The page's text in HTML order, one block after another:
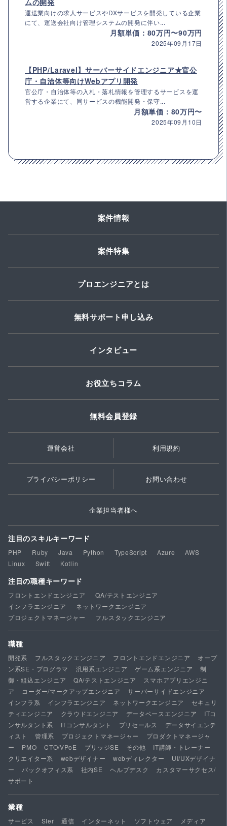
ムの開発
運送業向けの求人サービスやDXサービスを開発している企業
にて、運送会社向け管理システムの開発に伴い...
月額単価：80万円〜90万円
2025年09月17日
【PHP/Laravel】サーバーサイドエンジニア★官公
庁・自治体等向けWebアプリ開発
官公庁・自治体等の入札・落札情報を管理するサービスを運
営する企業にて、同サービスの機能開発・保守...
月額単価：80万円〜
2025年09月10日
案件情報
案件特集
プロエンジニアとは
無料サポート申し込み
インタビュー
お役立ちコラム
無料会員登録
運営会社 利用規約
プライバシーポリシー お問い合わせ
企業担当者様へ
注目のスキルキーワード
PHP Ruby Java Python TypeScript Azure
AWS
Linux
Swift Kotlin
注目の職種キーワード
フロントエンドエンジニア
QA/テストエンジニア
インフラエンジニア
ネットワークエンジニア
プロジェクトマネージャー
フルスタックエンジニア
職種
開発系 フルスタックエンジニア フロントエンドエンジニア
オープ
ン系SE・プログラマ
汎用系エンジニア ゲーム系エンジニア
制
御・組込エンジニア
QA/テストエンジニア
スマホアプリエンジニ
ア
コーダー/マークアップエンジニア
サーバーサイドエンジニア
インフラ系
インフラエンジニア ネットワークエンジニア
セキュリ
ティエンジニア
クラウドエンジニア データベースエンジニア
ITコ
ンサルタント系
ITコンサルタント プリセールス
データサイエンテ
ィスト
管理系 プロジェクトマネージャー
プロダクトマネージャ
ー
PMO CTO/VPoE ブリッジSE その他
IT講師・トレーナー
クリエイター系
webデザイナー webディレクター
UI/UXデザイナ
ー
バックオフィス系 社内SE ヘルプデスク
カスタマーサクセス/
サポート
業種
サービス SIer 通信 インターネット ソフトウェア
メディア